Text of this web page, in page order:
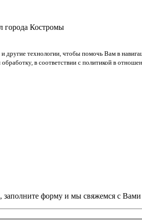
города Костромы
другие технологии, чтобы помочь Вам в
обработку, в соответствии с политикой в
заполните форму и мы свяжемся с